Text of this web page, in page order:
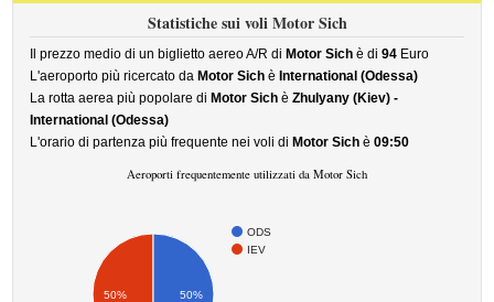
Statistiche sui voli Motor Sich
Il prezzo medio di un biglietto aereo A/R di Motor Sich è di94 Euro
L'aeroporto più ricercato da Motor Sich è International (Odessa)
La rotta aerea più popolare di Motor Sich èZhulyany (Kiev) -
International (Odessa)
L'orario di partenza più frequente nei voli di Motor Sich è09:50
Aeroporti frequentemente utilizzati da Motor Sich
ODS
IEV
50% 50%